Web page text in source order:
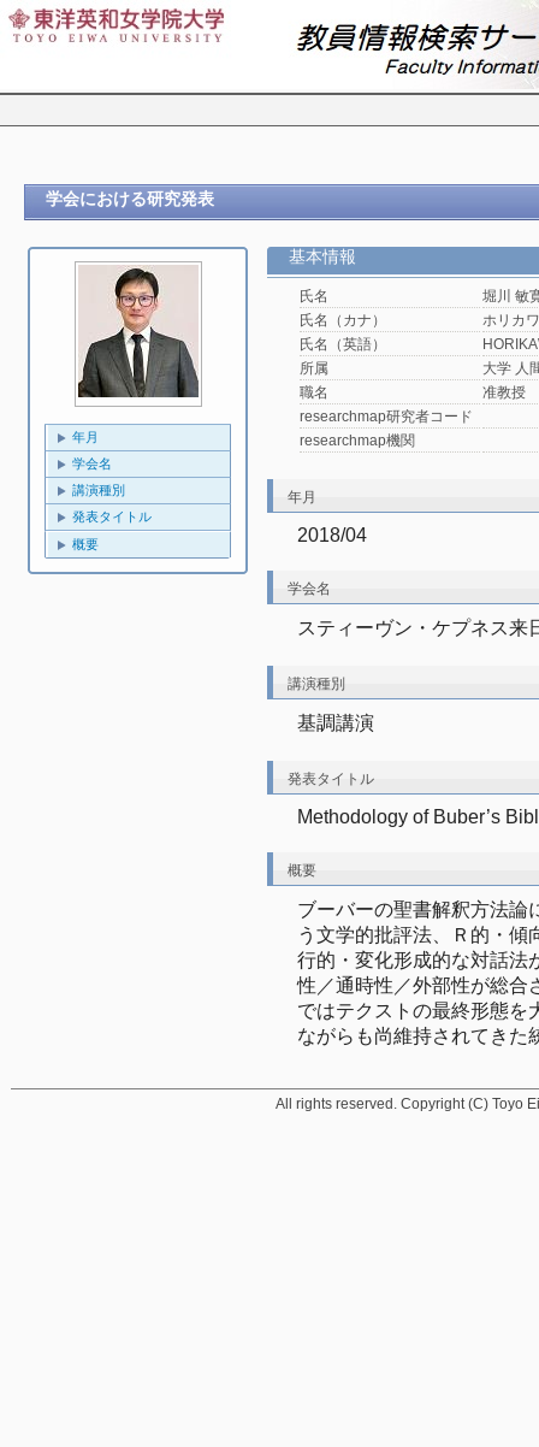
学会における研究発表
年月
学会名
講演種別
発表タイトル
概要
基本情報
氏名
堀川 敏
氏名（カナ）
ホリカ
氏名（英語）
所属
大学 人
職名
准教授
researchmap研究者コード
researchmap機関
年月
2018/04
学会名
スティーヴン・ケプネス来
講演種別
基調講演
発表タイトル
Methodology of Buber’s
概要
ブーバーの聖書解釈方法論
う文学的批評法、Ｒ的・傾
行的・変化形成的な対話法
性／通時性／外部性が総合
ではテクストの最終形態を
ながらも尚維持されてきた